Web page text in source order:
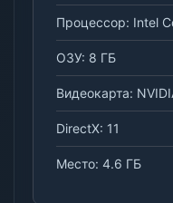
Процессор: Intel
ОЗУ: 8 ГБ
Видеокарта:
DirectX: 11
Место: 4.6 ГБ